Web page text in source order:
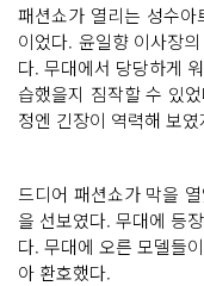
패션쇼가 열리는 성수
이었다. 윤일향 이사장
다. 무대에서 당당하게
습했을지 짐작할 수 있
정엔 긴장이 역력해 보
드디어 패션쇼가 막을
을 선보였다. 무대에 등
다. 무대에 오른 모델들
아 환호했다.